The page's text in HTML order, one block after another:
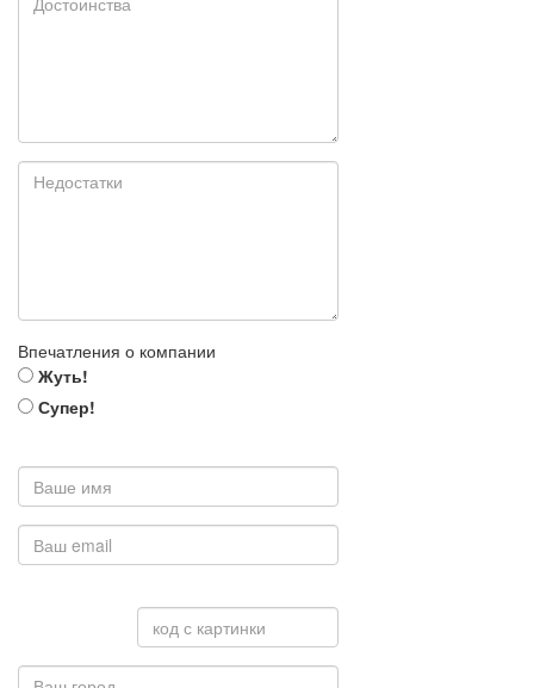
Впечатления о компании
Жуть!
Супер!